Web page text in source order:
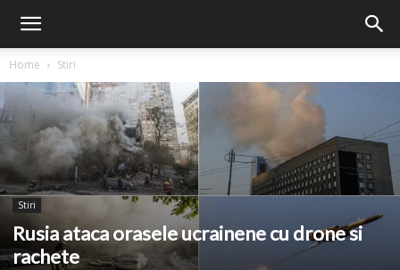
Home Stiri
Stiri
Rusia ataca orasele ucrainene cu drone si
rachete